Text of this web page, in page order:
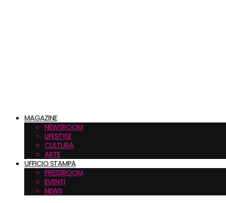
MAGAZINE
NEWSROOM
LIFESTYLE
CULTURA
ARTE
UFFICIO STAMPA
PRESSROOM
EVENTI
NEWS